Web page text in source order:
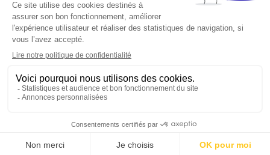
0,00 €
Produit indisponible
Pour votre santé, mangez au moins cinq fruits et légumes par jour, plus
d’infos surwww.mangerbouger.fr
aux mineurs de moins de 18 ans
La preuve de majorité de l'acheteur est exigée au
moment de la vente en ligne. CODE DE LA SANTÉ